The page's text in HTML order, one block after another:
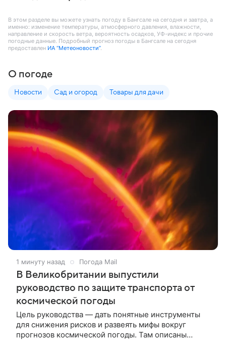
В этом разделе вы можете узнать погоду в Бангсале на сегодня и завтра, а
именно: изменение температуры, атмосферного давления, влажности,
направление и скорость ветра, вероятность осадков, УФ-индекс и прочие
погодные данные. Подробный прогноз погоды в Бангсале на сегодня
предоставлен ИА “Метеоновости”.
О погоде
Новости Сад и огород Товары для дачи
1 минуту назад Погода Mail
В Великобритании выпустили
руководство по защите транспорта от
космической погоды
Цель руководства — дать понятные инструменты
для снижения рисков и развеять мифы вокруг
прогнозов космической погоды. Там описаны